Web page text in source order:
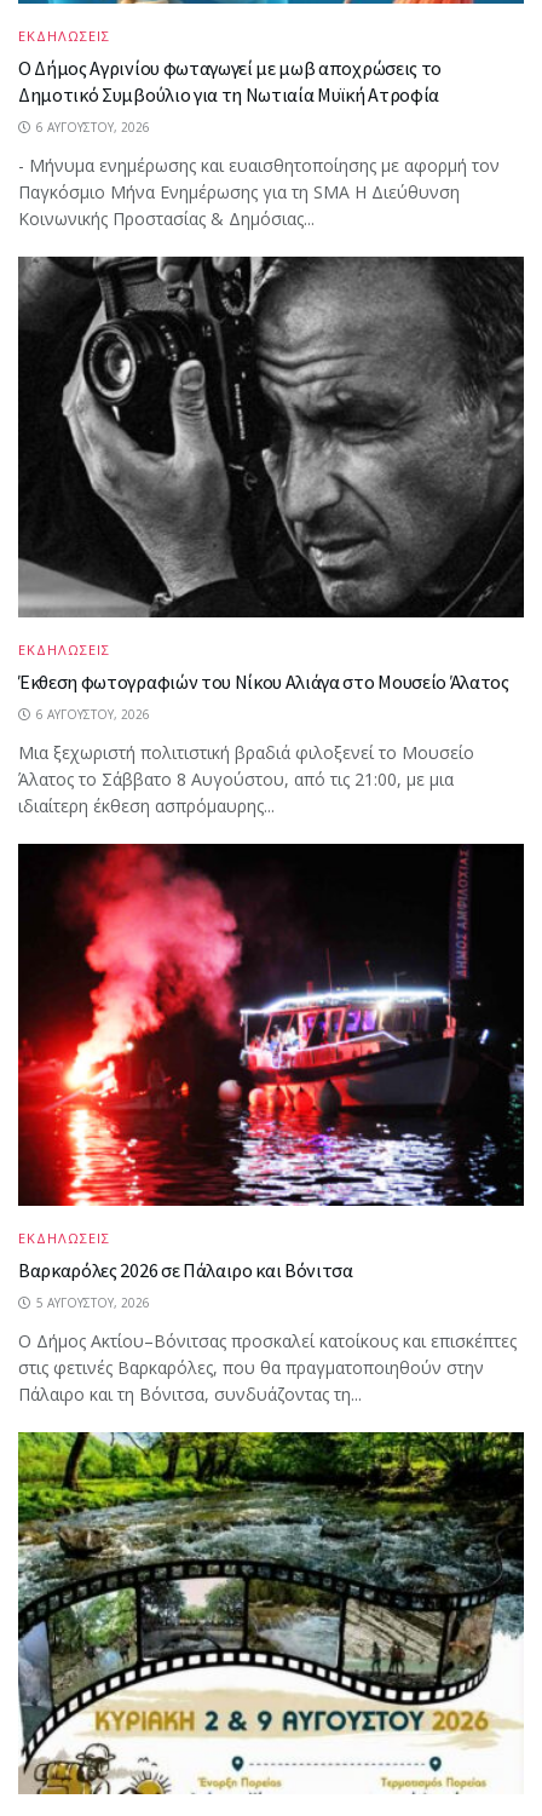
ΕΚΔΗΛΩΣΕΙΣ
Ο Δήμος Αγρινίου φωταγωγεί με μωβ αποχρώσεις το
Δημοτικό Συμβούλιο για τη Νωτιαία Μυϊκή Ατροφία
6 ΑΥΓΟΎΣΤΟΥ, 2026
- Μήνυμα ενημέρωσης και ευαισθητοποίησης με αφορμή τον
Παγκόσμιο Μήνα Ενημέρωσης για τη SMA Η Διεύθυνση
Κοινωνικής Προστασίας & Δημόσιας...
ΕΚΔΗΛΩΣΕΙΣ
Έκθεση φωτογραφιών του Νίκου Αλιάγα στο Μουσείο Άλατος
6 ΑΥΓΟΎΣΤΟΥ, 2026
Μια ξεχωριστή πολιτιστική βραδιά φιλοξενεί το Μουσείο
Άλατος το Σάββατο 8 Αυγούστου, από τις 21:00, με μια
ιδιαίτερη έκθεση ασπρόμαυρης...
ΕΚΔΗΛΩΣΕΙΣ
Βαρκαρόλες 2026 σε Πάλαιρο και Βόνιτσα
5 ΑΥΓΟΎΣΤΟΥ, 2026
Ο Δήμος Ακτίου–Βόνιτσας προσκαλεί κατοίκους και επισκέπτες
στις φετινές Βαρκαρόλες, που θα πραγματοποιηθούν στην
Πάλαιρο και τη Βόνιτσα, συνδυάζοντας τη...